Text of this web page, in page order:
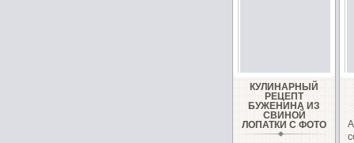
КУЛИНАРНЫЙ
РЕЦЕПТ
БУЖЕНИНА ИЗ
СВИНОЙ
ЛОПАТКИ С ФОТО